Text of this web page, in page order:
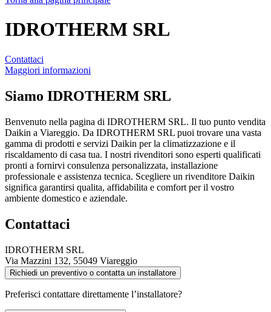
IDROTHERM SRL
Contattaci
Maggiori informazioni
Siamo IDROTHERM SRL
Benvenuto nella pagina di IDROTHERM SRL. Il tuo punto vendita
Daikin a Viareggio. Da IDROTHERM SRL puoi trovare una vasta
gamma di prodotti e servizi Daikin per la climatizzazione e il
riscaldamento di casa tua. I nostri rivenditori sono esperti qualificati
pronti a fornirvi consulenza personalizzata, installazione
professionale e assistenza tecnica. Scegliere un rivenditore Daikin
significa garantirsi qualita, affidabilita e comfort per il vostro
ambiente domestico e aziendale.
Contattaci
IDROTHERM SRL
Via Mazzini 132, 55049 Viareggio
Richiedi un preventivo o contatta un installatore
Preferisci contattare direttamente l’installatore?